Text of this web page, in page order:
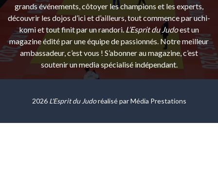
grands événements, côtoyer les champions et les experts,
découvrir les dojos d’ici et d’ailleurs, tout commence par uchi-
komi et tout finit par un randori.L’Esprit du Judoest un
magazine édité par une équipe de passionnés. Notre meilleur
ambassadeur, c’est vous ! S’abonner au magazine, c’est
soutenir un media spécialisé indépendant.
2026 L'Esprit du Judoréalisé parMédia Prestations